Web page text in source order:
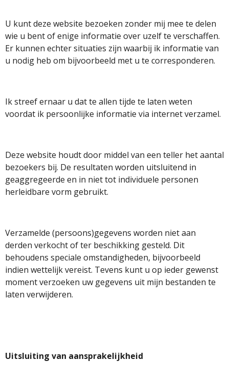
U kunt deze website bezoeken zonder mij mee te delen
wie u bent of enige informatie over uzelf te verschaffen.
Er kunnen echter situaties zijn waarbij ik informatie van
u nodig heb om bijvoorbeeld met u te corresponderen.
Ik streef ernaar u dat te allen tijde te laten weten
voordat ik persoonlijke informatie via internet verzamel.
Deze website houdt door middel van een teller het aantal
bezoekers bij. De resultaten worden uitsluitend in
geaggregeerde en in niet tot individuele personen
herleidbare vorm gebruikt.
Verzamelde (persoons)gegevens worden niet aan
derden verkocht of ter beschikking gesteld. Dit
behoudens speciale omstandigheden, bijvoorbeeld
indien wettelijk vereist. Tevens kunt u op ieder gewenst
moment verzoeken uw gegevens uit mijn bestanden te
laten verwijderen.
Uitsluiting van aansprakelijkheid